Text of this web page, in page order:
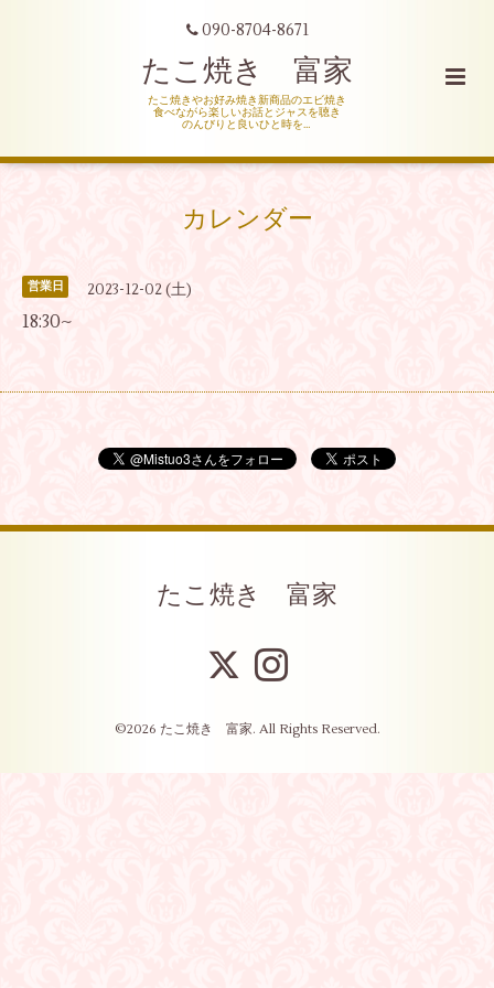
090-8704-8671
たこ焼き 富家
たこ焼きやお好み焼き新商品のエビ焼き
食べながら楽しいお話とジャスを聴き
のんびりと良いひと時を…
カレンダー
営業日 2023-12-02 (土)
18:30~
たこ焼き 富家
©2026 たこ焼き 富家. All Rights Reserved.